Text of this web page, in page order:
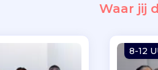
Waar jij
8-12